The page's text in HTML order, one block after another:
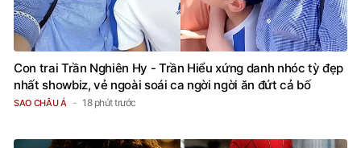
Con trai Trần Nghiên Hy - Trần Hiểu xứng danh nhóc tỳ đẹp
nhất showbiz, vẻ ngoài soái ca ngời ngời ăn đứt cả bố
SAO CHÂU Á 18 phút trước